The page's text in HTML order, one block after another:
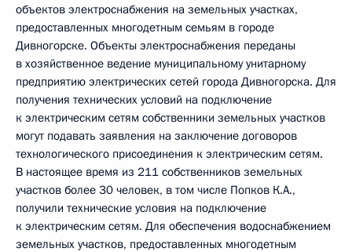
объектов электроснабжения на земельных участках,
предоставленных многодетным семьям в городе
Дивногорске. Объекты электроснабжения переданы
в хозяйственное ведение муниципальному унитарному
предприятию электрических сетей города Дивногорска. Для
получения технических условий на подключение
к электрическим сетям собственники земельных участков
могут подавать заявления на заключение договоров
технологического присоединения к электрическим сетям.
В настоящее время из 211 собственников земельных
участков более 30 человек, в том числе Попков К.А.,
получили технические условия на подключение
к электрическим сетям. Для обеспечения водоснабжением
земельных участков, предоставленных многодетным